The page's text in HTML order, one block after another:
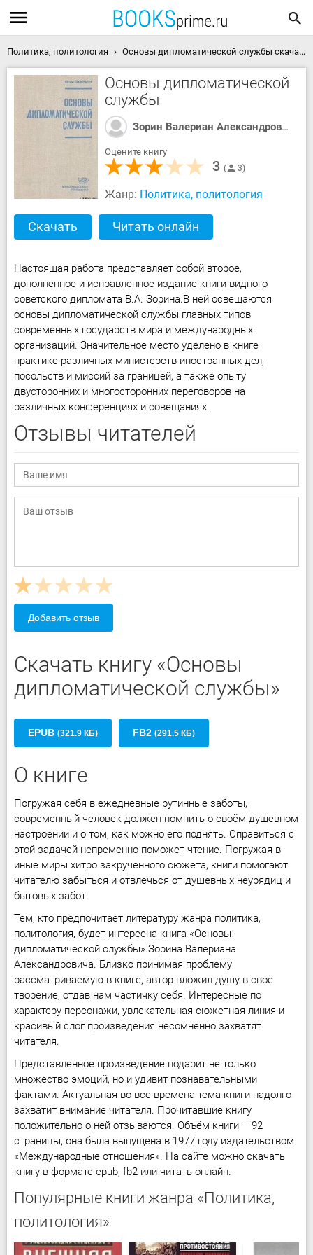
Политика, политология Основы дипломатической службы скачать книгу
Основы дипломатической
службы
Зорин Валериан Александрович
Оцените книгу
3 3
Жанр: Политика, политология
Скачать Читать онлайн
Настоящая работа представляет собой второе,
дополненное и исправленное издание книги видного
советского дипломата В.А. Зорина.В ней освещаются
основы дипломатической службы главных типов
современных государств мира и международных
организаций. Значительное место уделено в книге
практике различных министерств иностранных дел,
посольств и миссий за границей, а также опыту
двусторонних и многосторонних переговоров на
различных конференциях и совещаниях.
Отзывы читателей
Добавить отзыв
Скачать книгу «Основы
дипломатической службы»
EPUB (321.9 КБ) FB2 (291.5 КБ)
О книге
Погружая себя в ежедневные рутинные заботы,
современный человек должен помнить о своём душевном
настроении и о том, как можно его поднять. Справиться с
этой задачей непременно поможет чтение. Погружая в
иные миры хитро закрученного сюжета, книги помогают
читателю забыться и отвлечься от душевных неурядиц и
бытовых забот.
Тем, кто предпочитает литературу жанра политика,
политология, будет интересна книга «Основы
дипломатической службы» Зорина Валериана
Александровича. Близко принимая проблему,
рассматриваемую в книге, автор вложил душу в своё
творение, отдав нам частичку себя. Интересные по
характеру персонажи, увлекательная сюжетная линия и
красивый слог произведения несомненно захватят
читателя.
Представленное произведение подарит не только
множество эмоций, но и удивит познавательными
фактами. Актуальная во все времена тема книги надолго
захватит внимание читателя. Прочитавшие книгу
положительно о ней отзываются. Объём книги – 92
страницы, она была выпущена в 1977 году издательством
«Международные отношения». На сайте можно скачать
книгу в формате epub, fb2 или читать онлайн.
Популярные книги жанра «Политика,
политология»